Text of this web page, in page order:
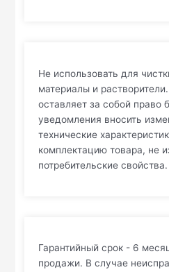
Не использовать для
материалы и
оставляет за собой право
уведомления вносить
технические
комплектацию товара, не
потребительские свойства.
Гарантийный срок - 6
продажи. В случае